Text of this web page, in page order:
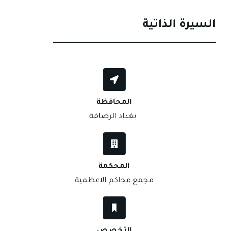
السيرة الذاتية
المحافظة
بغداد الرصافة
المحكمة
مجمع محاكم الاعظمية